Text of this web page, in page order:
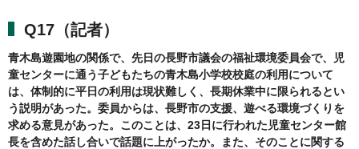
Q17（記者）
青木島遊園地の関係で、先日の長野市議会の福祉環境委員会で、児
童センターに通う子どもたちの青木島小学校校庭の利用について
は、体制的に平日の利用は現状難しく、長期休業中に限られるとい
う説明があった。委員からは、長野市の支援、遊べる環境づくりを
求める意見があった。このことは、23日に行われた児童センター館
長を含めた話し合いで話題に上がったか。また、そのことに関する